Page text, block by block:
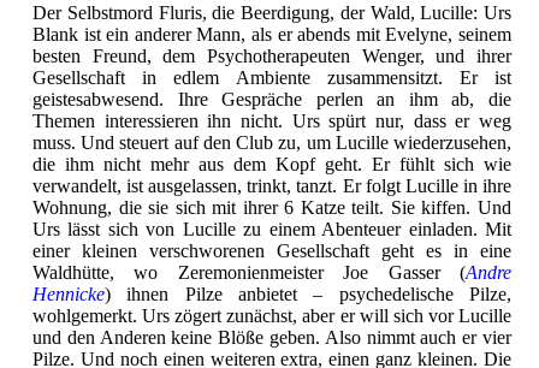
Der Selbstmord Fluris, die Beerdigung, der Wald, Lucille: Urs
Blank ist ein anderer Mann, als er abends mit Evelyne, seinem
besten Freund, dem Psychotherapeuten Wenger, und ihrer
Gesellschaft in edlem Ambiente zusammensitzt. Er ist
geistesabwesend. Ihre Gespräche perlen an ihm ab, die
Themen interessieren ihn nicht. Urs spürt nur, dass er weg
muss. Und steuert auf den Club zu, um Lucille wiederzusehen,
die ihm nicht mehr aus dem Kopf geht. Er fühlt sich wie
verwandelt, ist ausgelassen, trinkt, tanzt. Er folgt Lucille in ihre
Wohnung, die sie sich mit ihrer 6 Katze teilt. Sie kiffen. Und
Urs lässt sich von Lucille zu einem Abenteuer einladen. Mit
einer kleinen verschworenen Gesellschaft geht es in eine
Waldhütte, wo Zeremonienmeister Joe Gasser (Andre
Hennicke) ihnen Pilze anbietet – psychedelische Pilze,
wohlgemerkt. Urs zögert zunächst, aber er will sich vor Lucille
und den Anderen keine Blöße geben. Also nimmt auch er vier
Pilze. Und noch einen weiteren extra, einen ganz kleinen. Die